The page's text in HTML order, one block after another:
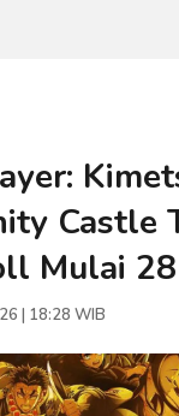
Castle
Mulai
| 18:28 WIB